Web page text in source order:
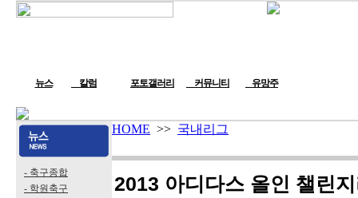
뉴스 칼럼 포토갤러리 커뮤니티 유망주
- 축구종합
- 학원축구
HOME >> 국내리그
2013 아디다스 올인 챌린